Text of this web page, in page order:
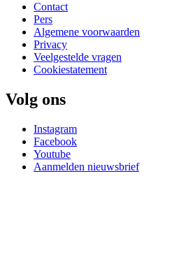
Contact
Pers
Algemene voorwaarden
Privacy
Veelgestelde vragen
Cookiestatement
Volg ons
Instagram
Facebook
Youtube
Aanmelden nieuwsbrief